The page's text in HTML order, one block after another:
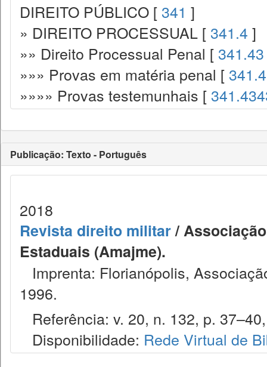
DIREITO PÚBLICO [ 341 ]
» DIREITO PROCESSUAL [ 341.4 ]
»» Direito Processual Penal [ 341.43
»»» Provas em matéria penal [
»»»» Provas testemunhais [
Publicação: Texto - Português
2018
Revista direito militar/
Estaduais (Amajme).
Imprenta: Florianópolis,
1996.
Referência: v. 20, n. 132, p.
Disponibilidade: Rede Virtual de